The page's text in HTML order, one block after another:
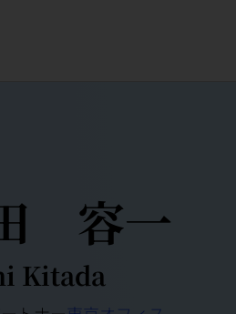
容一
Kitada